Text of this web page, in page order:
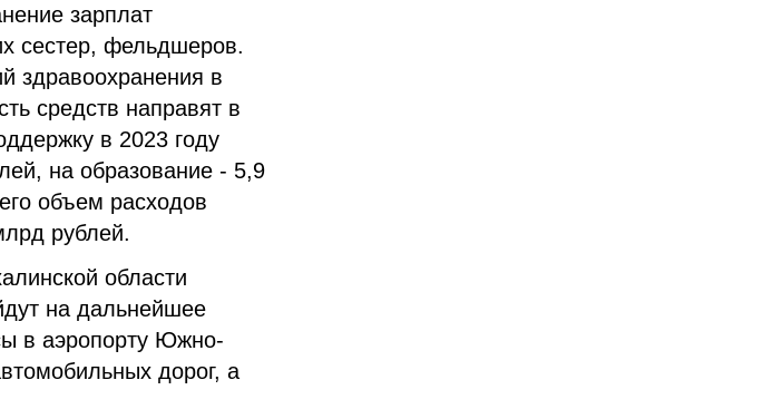
зарплат
сестер, фельдшеров.
здравоохранения в
средств направят в
в 2023 году
на образование - 5,9
объем расходов
рублей.
области
на дальнейшее
в аэропорту Южно-
дорог, а